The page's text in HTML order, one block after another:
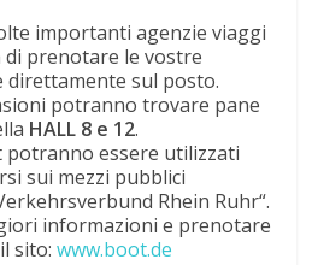
importanti agenzie viaggi
prenotare le vostre
direttamente sul posto.
potranno trovare pane
HALL 8 e 12.
essere utilizzati
sui mezzi pubblici
Rhein Ruhr“.
informazioni e prenotare
sito:www.boot.de